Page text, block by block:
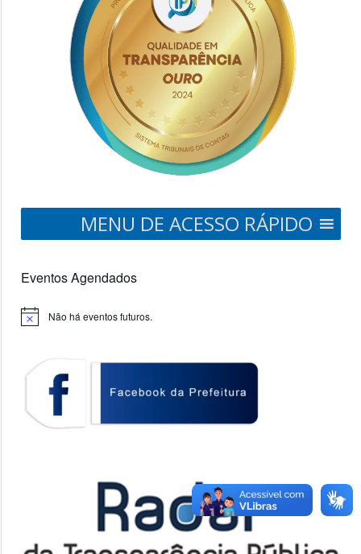
MENU DE ACESSO RÁPIDO
Eventos Agendados
Notice Não há eventos futuros.